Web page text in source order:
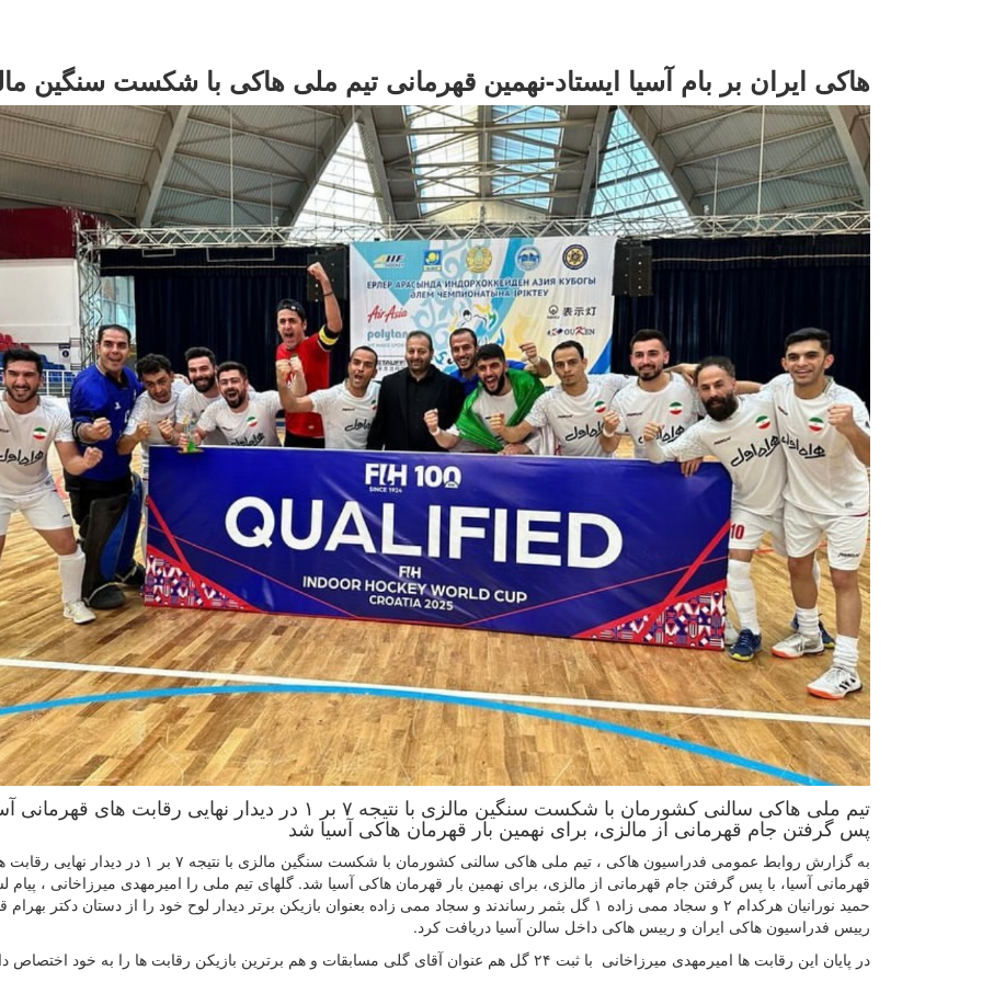
هاکی ایران بر بام آسیا ایستاد-نهمین قهرمانی تیم ملی هاکی با شکست سنگین
تیم ملی هاکی سالنی کشورمان با شکست سنگین مالزی با نتیجه ۷ بر ۱ در دیدار نهایی رقابت های
پس گرفتن جام قهرمانی از مالزی، برای نهمین بار قهرمان هاکی آسیا شد
به گزارش روابط عمومی فدراسیون هاکی ، تیم ملی هاکی سالنی کشورمان با شکست سنگین مالزی با نتیجه ۷ بر ۱ در
قهرمانی آسیا، با پس گرفتن جام قهرمانی از مالزی، برای نهمین بار قهرمان هاکی آسیا شد. گلهای تیم ملی را امیرمهدی میرزاخانی ،
حمید نورانیان هرکدام ۲ و سجاد ممی زاده ۱ گل بثمر رساندند و سجاد ممی زاده بعنوان بازیکن برتر دیدار لوح خود را از دستان دکتر
رییس فدراسیون هاکی ایران و رییس هاکی داخل سالن آسیا دریافت کرد.
در پایان این رقابت ها امیرمهدی میرزاخانی با ثبت ۲۴ گل هم عنوان آقای گلی مسابقات و هم برترین بازیکن رقابت ها را به خود اختصاص داد .